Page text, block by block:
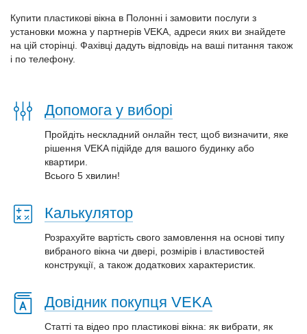
Купити пластикові вікна в Полонні і замовити послуги з
установки можна у партнерів VEKA, адреси яких ви знайдете
на цій сторінці. Фахівці дадуть відповідь на ваші питання також
і по телефону.
Допомога у виборі
Пройдіть нескладний онлайн тест, щоб визначити, яке
рішення VEKA підійде для вашого будинку або
квартири.
Всього 5 хвилин!
Калькулятор
Розрахуйте вартість свого замовлення на основі типу
вибраного вікна чи двері, розмірів і властивостей
конструкції, а також додаткових характеристик.
Довідник покупця VEKA
Статті та відео про пластиковi вікна: як вибрати, як